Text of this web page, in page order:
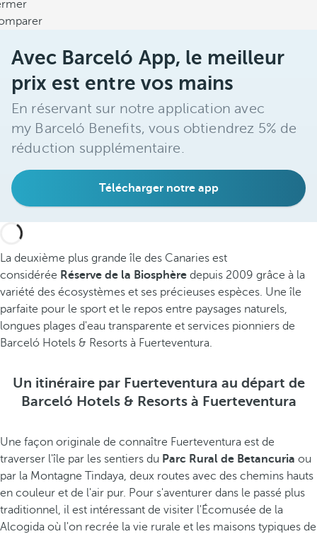
Avec Barceló App, le meilleur
prix est entre vos mains
En réservant sur notre application avec
my Barceló Benefits, vous obtiendrez 5% de
réduction supplémentaire.
Télécharger notre app
La deuxième plus grande île des Canaries est
considérée Réserve de la Biosphère depuis 2009 grâce à la
variété des écosystèmes et ses précieuses espèces. Une île
parfaite pour le sport et le repos entre paysages naturels,
longues plages d'eau transparente et services pionniers de
Barceló Hotels & Resorts à Fuerteventura.
Un itinéraire par Fuerteventura au départ de
Barceló Hotels & Resorts à Fuerteventura
Une façon originale de connaître Fuerteventura est de
traverser l'île par les sentiers du Parc Rural de Betancuria ou
par la Montagne Tindaya, deux routes avec des chemins hauts
en couleur et de l'air pur. Pour s'aventurer dans le passé plus
traditionnel, il est intéressant de visiter l'Écomusée de la
Alcogida où l'on recrée la vie rurale et les maisons typiques de